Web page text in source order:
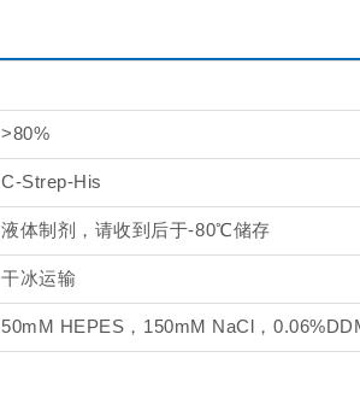
>80%
C-Strep-His
液体制剂，请收到后于-80℃储存
干冰运输
50mM HEPES，150mM NaCl，